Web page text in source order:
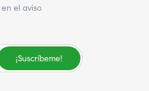
el aviso
¡Suscríbeme!